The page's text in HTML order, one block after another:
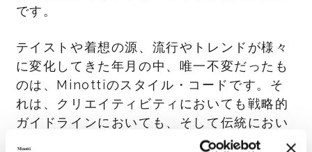
です。
テイストや着想の源、流行やトレンドが様々
に変化してきた年月の中、唯一不変だったも
のは、Minottiのスタイル・コードです。そ
れは、クリエイティビティにおいても戦略的
ガイドラインにおいても、そして伝統におい
ても革新においても貫かれ、そのシンプルな